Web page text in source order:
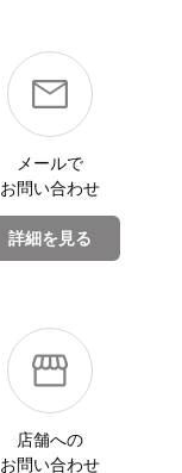
メールで
お問い合わせ
詳細を見る
店舗への
お問い合わせ